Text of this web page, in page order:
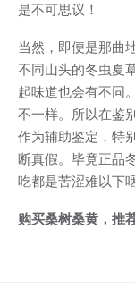
是不可思议！
当然，即便是那曲
不同山头的冬虫夏
起味道也会有不同
不一样。所以在鉴
作为辅助鉴定，特
断真假。毕竟正品
吃都是苦涩难以下咽
购买桑树桑黄，推